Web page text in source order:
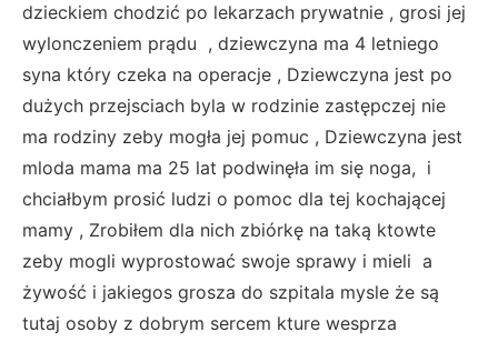
dzieckiem chodzić po lekarzach prywatnie , grosi jej
wylonczeniem prądu , dziewczyna ma 4 letniego
syna który czeka na operacje , Dziewczyna jest po
dużych przejsciach byla w rodzinie zastępczej nie
ma rodziny zeby mogła jej pomuc , Dziewczyna jest
mloda mama ma 25 lat podwinęła im się noga, i
chciałbym prosić ludzi o pomoc dla tej kochającej
mamy , Zrobiłem dla nich zbiórkę na taką ktowte
zeby mogli wyprostować swoje sprawy i mieli a
żywość i jakiegos grosza do szpitala mysle że są
tutaj osoby z dobrym sercem kture wesprza